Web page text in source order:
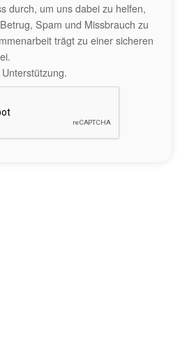
durch, um uns dabei zu helfen,
Spam und Missbrauch zu
trägt zu einer sicheren